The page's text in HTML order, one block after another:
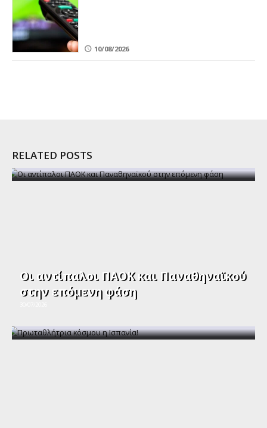
10/08/2026
RELATED POSTS
Οι αντίπαλοι ΠΑΟΚ και Παναθηναϊκού
στην επόμενη φάση